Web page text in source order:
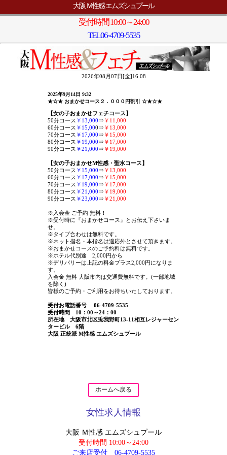
大阪 Ｍ性感 エムズシュプール
受付時間 10:00～24:00
TEL06-4709-5535
2026年08月07日[金]16:08
2025年9月14日 9:32
★☆★ おまかせコース２．０００円割引 ☆★☆★
【女の子おまかせフェチコース】
50分コース ￥13,000⇒ ￥11,000
60分コース ￥15,000⇒ ￥13,000
70分コース ￥17,000⇒ ￥15,000
80分コース ￥19,000⇒ ￥17,000
90分コース ￥21,000⇒ ￥19,000
【女の子おまかせM性感・聖水コース】
50分コース ￥15,000⇒ ￥13,000
60分コース ￥17,000⇒ ￥15,000
70分コース ￥19,000⇒ ￥17,000
80分コース ￥21,000⇒ ￥19,000
90分コース ￥23,000⇒ ￥21,000
※入会金 ご予約 無料！
※受付時に『おまかせコース』とお伝え下さいま
せ。
※タイプ合わせは無料です。
※ネット指名・本指名は適応外とさせて頂きます。
※おまかせコースのご予約料は無料です。
※ホテル代別途 2,000円から
※デリバリーは上記の料金プラス2,000円になりま
す。
入会金 無料 大阪市内は交通費無料です。(一部地域
を除く)
皆様のご予約・ご利用をお待ちいたしております。
受付お電話番号 06-4709-5535
受付時間 10：00～24：00
所在地 大阪市北区兎我野町13-11相互レジャーセン
タービル 6階
大阪 正統派 M性感 エムズシュプール
ホームへ戻る
女性求人情報
大阪 Ｍ性感 エムズシュプール
受付時間 10:00～24:00
ご来店受付 06-4709-5535